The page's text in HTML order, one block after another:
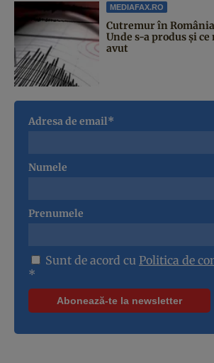
MEDIAFAX.RO
Cutremur în
Unde s-a produs și
avut
Adresa de email*
Numele
Prenumele
Sunt de acord cu Politica de
*